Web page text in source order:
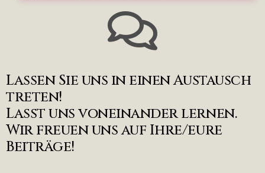
Lassen Sie uns in einen Austausch
treten!
Lasst uns voneinander lernen.
Wir freuen uns auf Ihre/eure
Beiträge!